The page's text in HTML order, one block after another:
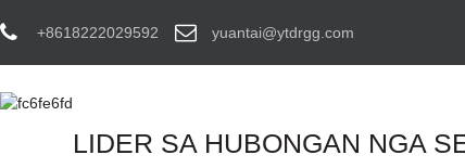
+8618222029592 yuantai@ytdrgg.com
LIDER SA HUBONGAN NGA